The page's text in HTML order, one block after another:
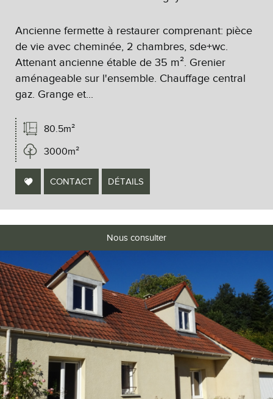
Ancienne fermette à restaurer comprenant: pièce
de vie avec cheminée, 2 chambres, sde+wc.
Attenant ancienne étable de 35 m². Grenier
aménageable sur l'ensemble. Chauffage central
gaz. Grange et...
80.5m²
3000m²
CONTACT DÉTAILS
Nous consulter